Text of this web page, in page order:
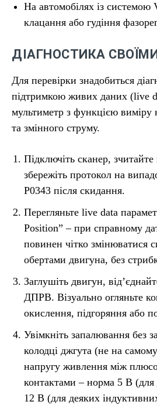
На автомобілях із
клацання або гудіння
ДІАГНОСТИКА
Для перевірки знадобиться
підтримкою живих даних (live
мультиметр з функцією виміру
та змінного струму.
Підключіть сканер,
збережіть протокол на
P0343 після скидання.
Перегляньте live data
Position” – при справному
повинен чітко змінюватися
обертами двигуна, без
Заглушіть двигун,
ДПРВ. Візуально огляньте
окислення, підгоряння або
Увімкніть запалювання без
колодці джгута (не на
напругу живлення між
контактами – норма 5 В (для
12 В (для деяких